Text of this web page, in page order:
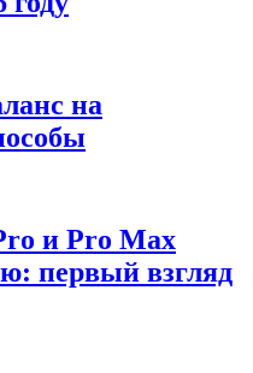
на
и Pro Max
первый взгляд